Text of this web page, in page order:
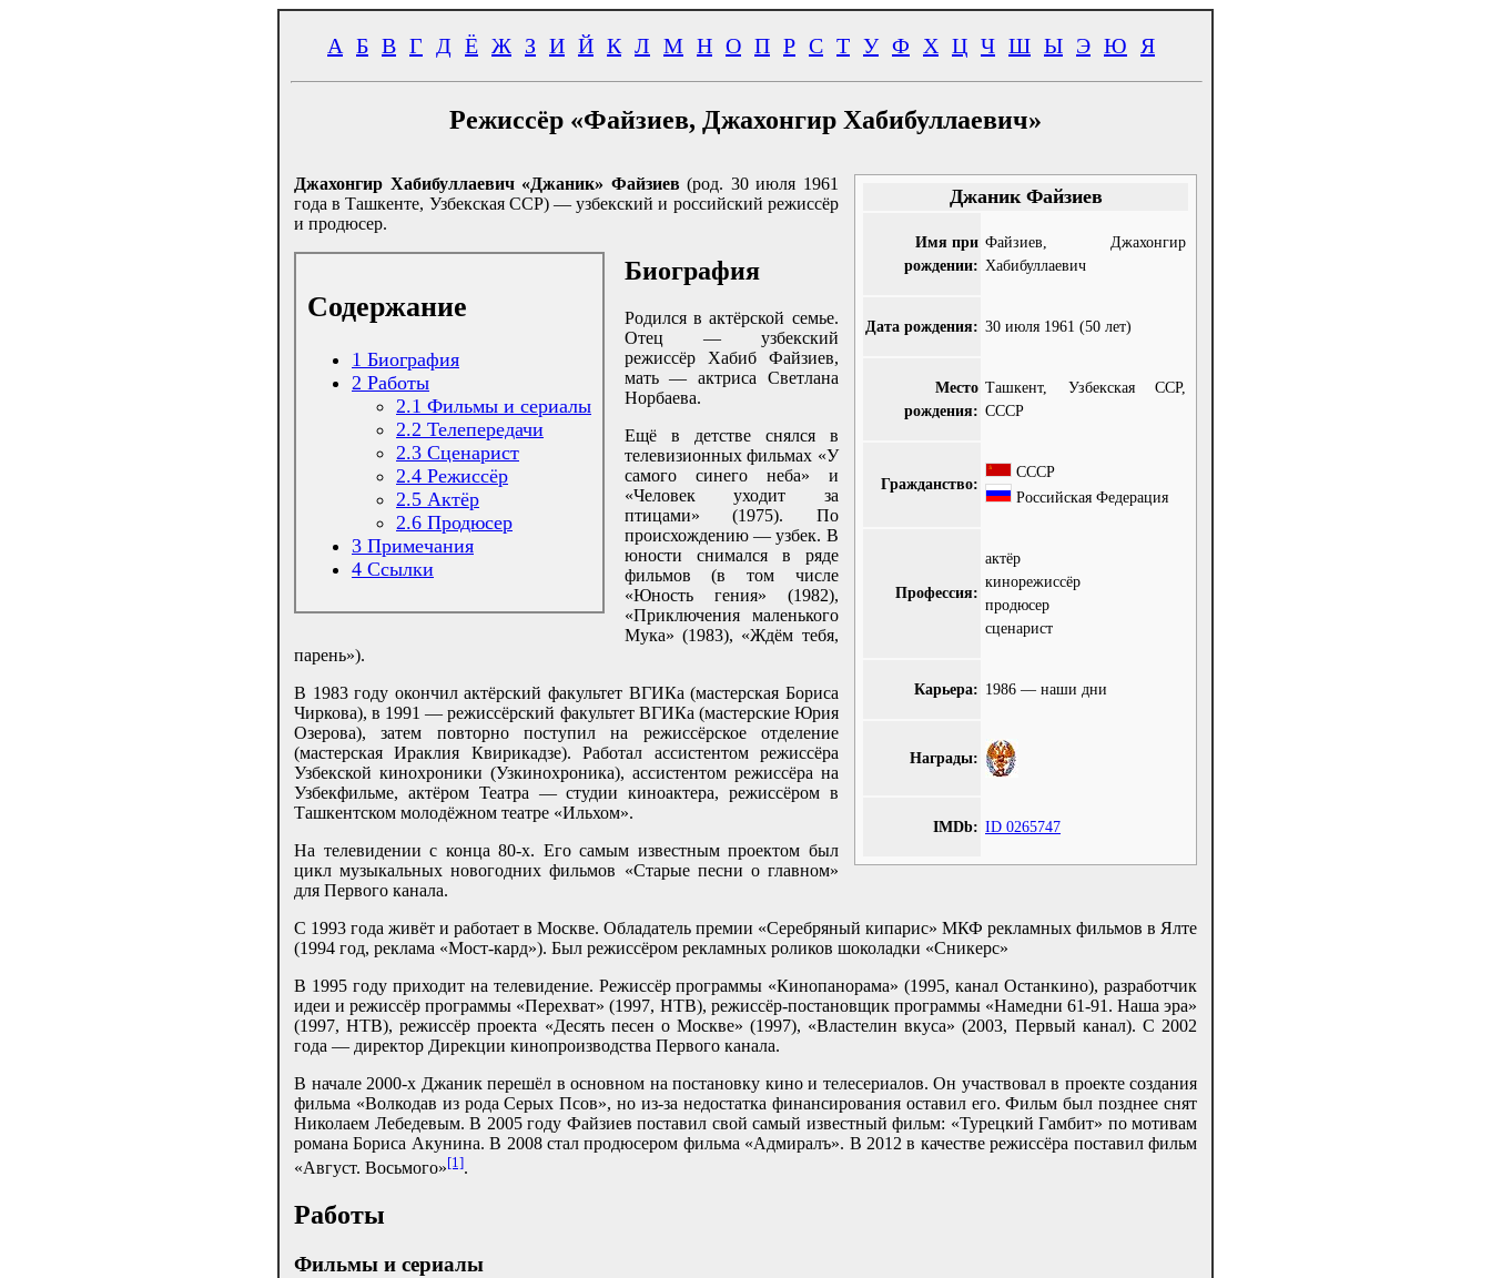
А Б В Г Д Ё Ж З И Й К Л М Н О П Р С Т У Ф Х Ц Ч Ш Ы Э Ю Я
Режиссёр «Файзиев, Джахонгир Хабибуллаевич»
Джаник Файзиев
Имя при
рождении:
Файзиев, Джахонгир
Хабибуллаевич
Дата рождения: 30 июля 1961 (50 лет)
Место
рождения:
Ташкент, Узбекская ССР,
СССР
Гражданство:
СССР
Российская Федерация
Профессия:
актёр
кинорежиссёр
продюсер
сценарист
Карьера: 1986 — наши дни
Награды:
IMDb: ID 0265747
Джахонгир Хабибуллаевич «Джаник» Файзиев (род. 30 июля 1961
года в Ташкенте, Узбекская ССР) — узбекский и российский режиссёр
и продюсер.
Содержание
1 Биография
2 Работы
2.1 Фильмы и сериалы
2.2 Телепередачи
2.3 Сценарист
2.4 Режиcсёр
2.5 Актёр
2.6 Продюсер
3 Примечания
4 Ссылки
Биография
Родился в актёрской семье.
Отец — узбекский
режиссёр Хабиб Файзиев,
мать — актриса Светлана
Норбаева.
Ещё в детстве снялся в
телевизионных фильмах «У
самого синего неба» и
«Человек уходит за
птицами» (1975). По
происхождению — узбек. В
юности снимался в ряде
фильмов (в том числе
«Юность гения» (1982),
«Приключения маленького
Мука» (1983), «Ждём тебя,
парень»).
В 1983 году окончил актёрский факультет ВГИКа (мастерская Бориса
Чиркова), в 1991 — режиссёрский факультет ВГИКа (мастерские Юрия
Озерова), затем повторно поступил на режиссёрское отделение
(мастерская Ираклия Квирикадзе). Работал ассистентом режиссёра
Узбекской кинохроники (Узкинохроника), ассистентом режиссёра на
Узбекфильме, актёром Театра — студии киноактера, режиссёром в
Ташкентском молодёжном театре «Ильхом».
На телевидении с конца 80-х. Его самым известным проектом был
цикл музыкальных новогодних фильмов «Старые песни о главном»
для Первого канала.
С 1993 года живёт и работает в Москве. Обладатель премии «Серебряный кипарис» МКФ рекламных фильмов в Ялте
(1994 год, реклама «Мост-кард»). Был режиссёром рекламных роликов шоколадки «Сникерс»
В 1995 году приходит на телевидение. Режиссёр программы «Кинопанорама» (1995, канал Останкино), разработчик
идеи и режиссёр программы «Перехват» (1997, НТВ), режиссёр-постановщик программы «Намедни 61-91. Наша эра»
(1997, НТВ), режиссёр проекта «Десять песен о Москве» (1997), «Властелин вкуса» (2003, Первый канал). С 2002
года — директор Дирекции кинопроизводства Первого канала.
В начале 2000-х Джаник перешёл в основном на постановку кино и телесериалов. Он участвовал в проекте создания
фильма «Волкодав из рода Серых Псов», но из-за недостатка финансирования оставил его. Фильм был позднее снят
Николаем Лебедевым. В 2005 году Файзиев поставил свой самый известный фильм: «Турецкий Гамбит» по мотивам
романа Бориса Акунина. В 2008 стал продюсером фильма «Адмиралъ». В 2012 в качестве режиссёра поставил фильм
«Август. Восьмого»[1].
Работы
Фильмы и сериалы